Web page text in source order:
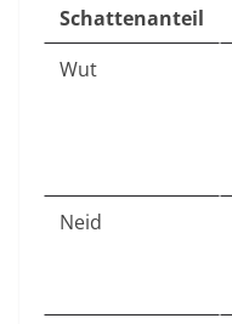
Schattenanteil
Wut
Neid